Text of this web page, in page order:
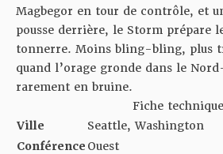
Magbegor en tour de contrôle, et
pousse derrière, le Storm prépare
tonnerre. Moins bling-bling, plus
quand l’orage gronde dans le
rarement en bruine.
Fiche technique
Ville
Seattle, Washington
Conférence Ouest